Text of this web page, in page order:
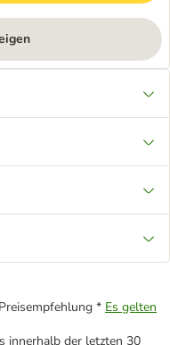
* Es gelten
innerhalb der letzten 30